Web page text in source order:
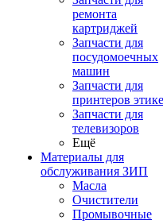
ремонта
картриджей
Запчасти для
посудомоечных
машин
Запчасти для
принтеров
Запчасти для
телевизоров
Ещё
Материалы для
обслуживания ЗИП
Масла
Очистители
Промывочные